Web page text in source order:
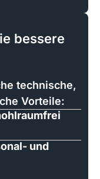
bessere
technische,
Vorteile:
und